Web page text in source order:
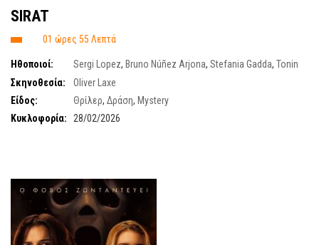
SIRAT
01 ώρες 55 Λεπτά
Ηθοποιοί: Sergi Lopez, Bruno Núñez Arjona, Stefania Gadda, Tonin
Janvier,Joshua Liam Herderson
Σκηνοθεσία:
Oliver Laxe
Είδος:
Θρίλερ, Δράση, Mystery
Κυκλοφορία:
28/02/2026